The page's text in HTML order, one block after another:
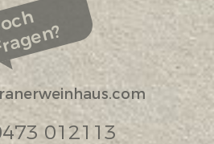
012113